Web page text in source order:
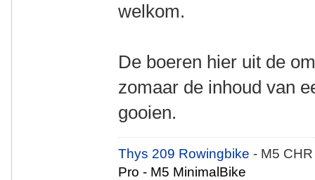
welkom.
De boeren hier uit de
zomaar de inhoud van
gooien.
Thys 209 Rowingbike- M5
Pro - M5 MinimalBike